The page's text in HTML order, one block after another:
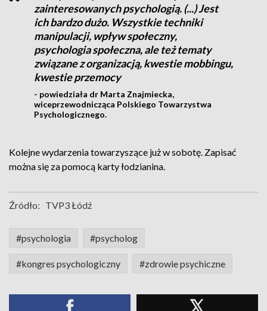
zainteresowanych psychologią. (...) Jest
ich bardzo dużo. Wszystkie techniki
manipulacji, wpływ społeczny,
psychologia społeczna, ale też tematy
związane z organizacją, kwestie mobbingu,
kwestie przemocy
- powiedziała dr Marta Znajmiecka,
wiceprzewodnicząca Polskiego Towarzystwa
Psychologicznego.
Kolejne wydarzenia towarzyszące już w sobotę. Zapisać
można się za pomocą karty łodzianina.
Źródło: TVP3 Łódź
#psychologia #psycholog
#kongres psychologiczny #zdrowie psychiczne